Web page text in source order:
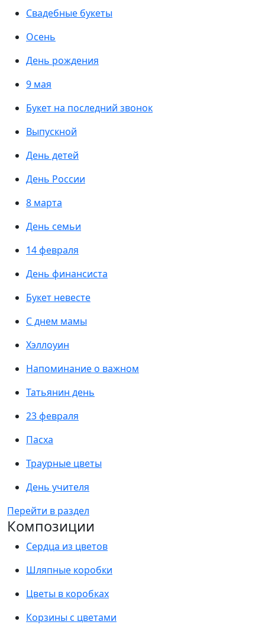
Свадебные букеты
Осень
День рождения
9 мая
Букет на последний звонок
Выпускной
День детей
День России
8 марта
День семьи
14 февраля
День финансиста
Букет невесте
С днем мамы
Хэллоуин
Напоминание о важном
Татьянин день
23 февраля
Пасха
Траурные цветы
День учителя
Перейти в раздел
Композиции
Сердца из цветов
Шляпные коробки
Цветы в коробках
Корзины с цветами